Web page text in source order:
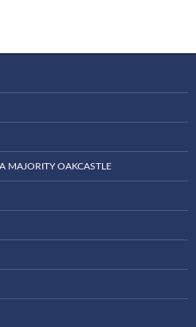
MAJORITY OAKCASTLE